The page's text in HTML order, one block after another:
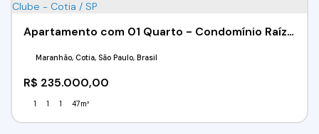
Apartamento com 01 Quarto - Condomínio Raízes Eco Clube - Cotia / SP
R$ 235.000,00
Maranhão, Cotia, São Paulo, Brasil
1 1 1 47m²